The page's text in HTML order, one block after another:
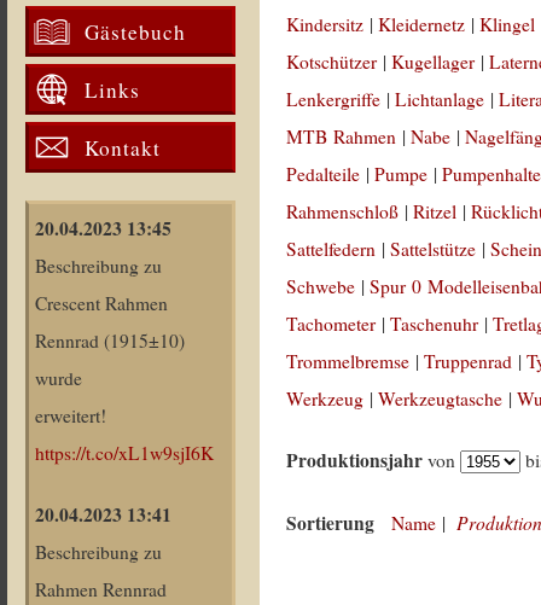
Gästebuch
Links
Kontakt
20.04.2023 13:45
Beschreibung zu
Crescent Rahmen
Rennrad (1915±10)
wurde
erweitert!
https://t.co/xL1w9sjI6K
20.04.2023 13:41
Beschreibung zu
Rahmen Rennrad
Kindersitz |Kleidernetz |Klingel
Kotschützer |Kugellager |
Lenkergriffe |Lichtanlage |
MTB Rahmen |Nabe |
Pedalteile |Pumpe |
Rahmenschloß |Ritzel |
Sattelfedern |Sattelstütze |
Schwebe |Spur 0
Tachometer |Taschenuhr |
Trommelbremse |Truppenrad |
Werkzeug |Werkzeugtasche |
Produktionsjahr von
Sortierung Name |